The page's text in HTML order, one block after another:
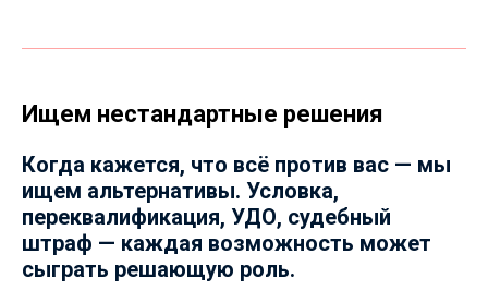
Ищем нестандартные решения
Когда кажется, что всё против вас — мы
ищем альтернативы. Условка,
переквалификация, УДО, судебный
штраф — каждая возможность может
сыграть решающую роль.